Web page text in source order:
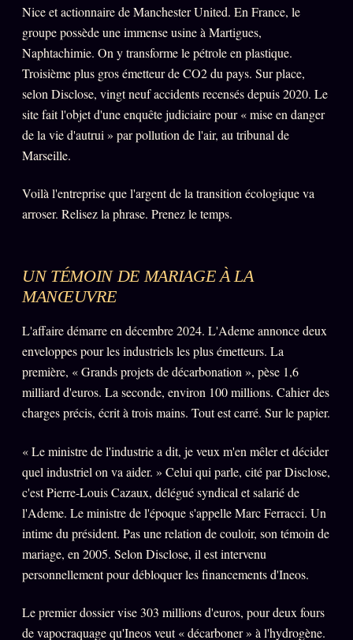
Z/S SYSTEMS LINEAGE 10 ANS
z/S SYSTEMS2026
BRAINS MODELS
GENERIC ARCHITECTS 2018
Archives SMK 26 TRANSM.
SMK Manifeste
Gossip Manifeste
Gossip Pacte
Prophétie confirmée
ÉDITORIAL ÉQUIPE + AUTEURS
À propos
Founders
Auteurs
Who is who
Qui baise qui
Signatures
Nice et actionnaire de Manchester United. En France, le
groupe possède une immense usine à Martigues,
Naphtachimie. On y transforme le pétrole en plastique.
Troisième plus gros émetteur de CO2 du pays. Sur place,
selon Disclose, vingt neuf accidents recensés depuis 2020. Le
site fait l'objet d'une enquête judiciaire pour « mise en danger
de la vie d'autrui » par pollution de l'air, au tribunal de
Marseille.
Voilà l'entreprise que l'argent de la transition écologique va
arroser. Relisez la phrase. Prenez le temps.
UN TÉMOIN DE MARIAGE À LA
MANŒUVRE
L'affaire démarre en décembre 2024. L'Ademe annonce deux
enveloppes pour les industriels les plus émetteurs. La
première, « Grands projets de décarbonation », pèse 1,6
milliard d'euros. La seconde, environ 100 millions. Cahier des
charges précis, écrit à trois mains. Tout est carré. Sur le papier.
« Le ministre de l'industrie a dit, je veux m'en mêler et décider
quel industriel on va aider. » Celui qui parle, cité par Disclose,
c'est Pierre-Louis Cazaux, délégué syndical et salarié de
l'Ademe. Le ministre de l'époque s'appelle Marc Ferracci. Un
intime du président. Pas une relation de couloir, son témoin de
mariage, en 2005. Selon Disclose, il est intervenu
personnellement pour débloquer les financements d'Ineos.
Le premier dossier vise 303 millions d'euros, pour deux fours
de vapocraquage qu'Ineos veut « décarboner » à l'hydrogène.